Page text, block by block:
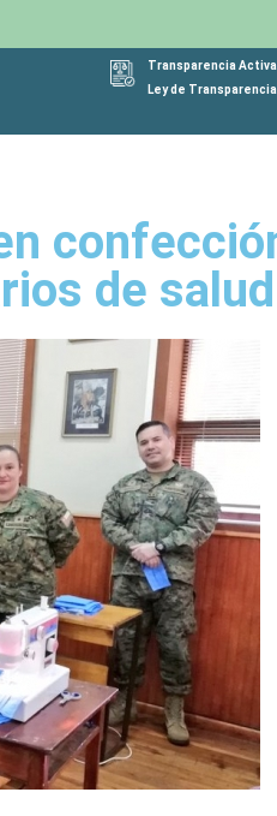
Transparencia Activa
Ley de Transparencia
de salud